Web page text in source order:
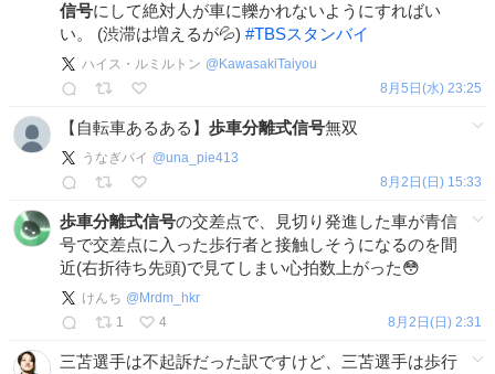
信号にして絶対人が車に轢かれないようにすればい
い。 (渋滞は増えるが💦) #TBSスタンバイ
ハイス・ルミルトン @ KawasakiTaiyou
8月5日(水) 23:25
【自転車あるある】 歩車分離式信号無双
うなぎパイ @una_pie413
8月2日(日) 15:33
歩車分離式信号の交差点で、見切り発進した車が青信
号で交差点に入った歩行者と接触しそうになるのを間
近(右折待ち先頭)で見てしまい心拍数上がった😳
けんち @ Mrdm_hkr
1
4 8月2日(日) 2:31
三苫選手は不起訴だった訳ですけど、三苫選手は歩行